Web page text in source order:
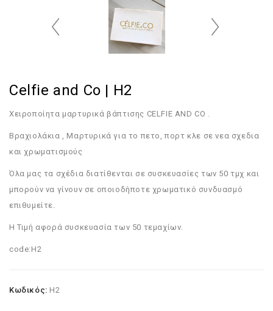
Celfie and Co | H2
Χειροποίητα μαρτυρικά βάπτισης CELFIE AND CO .
Bραχιολάκια , Μαρτυρικά για το πετο, πορτ κλε σε νεα σχεδια
και χρωματισμούς
Όλα μας τα σχέδια διατίθενται σε συσκευασίες των 50 τμχ και
μπορούν να γίνουν σε οποιοδήποτε χρωματικό συνδυασμό
επιθυμείτε.
Η Τιμή αφορά συσκευασία των 50 τεμαχίων.
code:H2
Κωδικός: H2